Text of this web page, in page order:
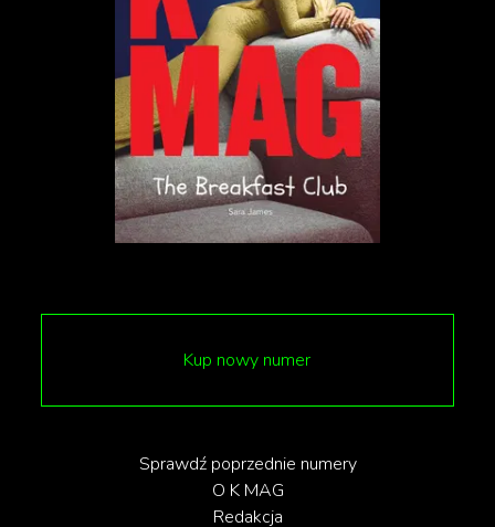
Muzyka popularna: Furia, Łona, Hania Rani
Kultura cyfrowa: Paweł Koźmiński, Robert Latoś
(Well of Art), Starward Industries
Zmiany w Paszportach
Tygodnik Polityka zmienił nazwę kategorii literatura
tym razem w nominacjach pojawiła się produkcja
Netflixa „Absolutni debiutanci”.
Nagrody zostaną wręczone 16 stycznia 2024 roku
serwisach społecznościowych tygodnika oraz na
Kup nowy numer
Sprawdź poprzednie numery
O K MAG
Redakcja